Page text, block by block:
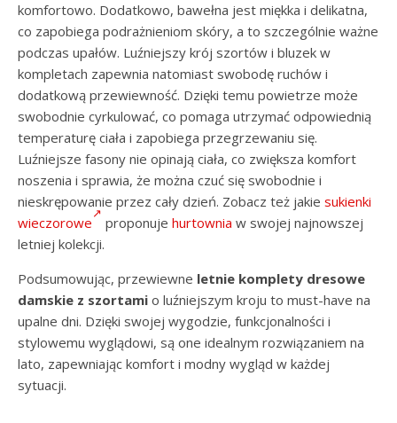
komfortowo. Dodatkowo, bawełna jest miękka i delikatna,
co zapobiega podrażnieniom skóry, a to szczególnie ważne
podczas upałów. Luźniejszy krój szortów i bluzek w
kompletach zapewnia natomiast swobodę ruchów i
dodatkową przewiewność. Dzięki temu powietrze może
swobodnie cyrkulować, co pomaga utrzymać odpowiednią
temperaturę ciała i zapobiega przegrzewaniu się.
Luźniejsze fasony nie opinają ciała, co zwiększa komfort
noszenia i sprawia, że można czuć się swobodnie i
nieskrępowanie przez cały dzień. Zobacz też jakie sukienki
wieczorowe
proponuje hurtownia w swojej najnowszej
letniej kolekcji.
Podsumowując, przewiewne letnie komplety dresowe
damskie z szortami o luźniejszym kroju to must-have na
upalne dni. Dzięki swojej wygodzie, funkcjonalności i
stylowemu wyglądowi, są one idealnym rozwiązaniem na
lato, zapewniając komfort i modny wygląd w każdej
sytuacji.